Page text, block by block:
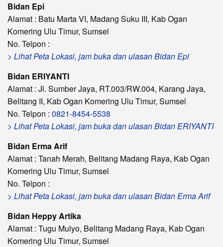
Bidan Epi
Alamat : Batu Marta VI, Madang Suku III, Kab Ogan
Komering Ulu Timur, Sumsel
No. Telpon :
> Lihat Peta Lokasi, jam buka dan ulasan Bidan Epi
Bidan ERIYANTI
Alamat : Jl. Sumber Jaya, RT.003/RW.004, Karang Jaya,
Belitang II, Kab Ogan Komering Ulu Timur, Sumsel
No. Telpon : 0821-8454-5538
> Lihat Peta Lokasi, jam buka dan ulasan Bidan ERIYANTI
Bidan Erma Arif
Alamat : Tanah Merah, Belitang Madang Raya, Kab Ogan
Komering Ulu Timur, Sumsel
No. Telpon :
> Lihat Peta Lokasi, jam buka dan ulasan Bidan Erma Arif
Bidan Heppy Artika
Alamat : Tugu Mulyo, Belitang Madang Raya, Kab Ogan
Komering Ulu Timur, Sumsel